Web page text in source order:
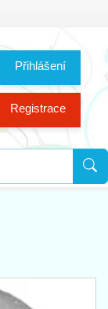
Přihlášení
Registrace